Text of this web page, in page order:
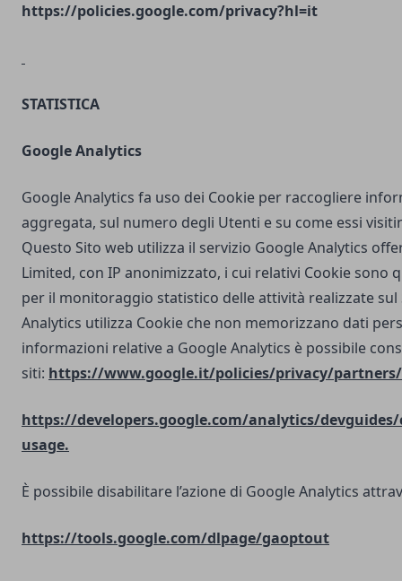
https://policies.google.com/privacy?hl=it
STATISTICA
Google Analytics
Google Analytics fa uso dei Cookie per raccogliere
aggregata, sul numero degli Utenti e su come essi
Questo Sito web utilizza il servizio Google Analytics
Limited, con IP anonimizzato, i cui relativi Cookie sono
per il monitoraggio statistico delle attività realizzate sul
Analytics utilizza Cookie che non memorizzano dati
informazioni relative a Google Analytics è possibile
siti: https://www.google.it/policies/privacy/partners/
https://developers.google.com/analytics/
usage.
È possibile disabilitare l’azione di Google Analytics
https://tools.google.com/dlpage/gaoptout